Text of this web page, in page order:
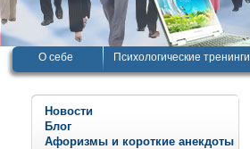
О себе Психологические тренинги
Новости
Блог
Афоризмы и короткие анекдоты